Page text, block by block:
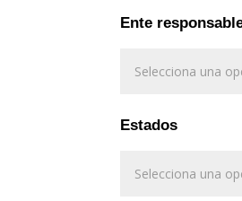
Ente
Estados